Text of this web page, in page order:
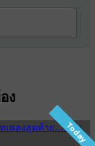
ง
Today